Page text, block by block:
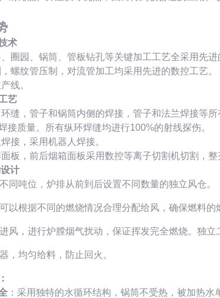
术
、圈园、锅筒、管板钻孔等关键加工工艺全采用先
，螺纹管压制，对流管加工均采用先进的数控工艺。
线。
艺
环缝，管子和锅筒内侧的焊接，管子和法兰焊接等
接质量。所有纵环焊缝均进行100%的射线探伤。
接，采用机器人焊接。
面板，前后烟箱面板采用数控等离子切割机切割，整
计
同吨位，炉排从前到后设置不同数量的独立风仓。
以根据不同的燃烧情况合理分配给风，确保燃料的
风，进行炉膛烟气扰动，保证挥发完全燃烧。独立
，均匀给料，防止回火。
：采用独特的水循环结构，锅筒不受热，被加热